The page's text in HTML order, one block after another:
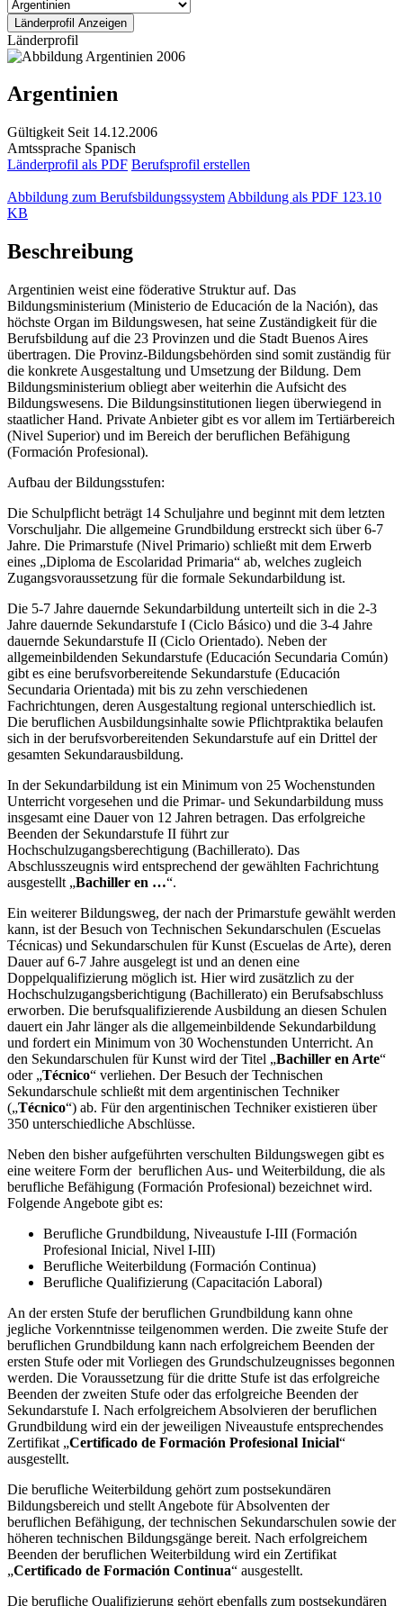
Länderprofil
Argentinien
Gültigkeit Seit 14.12.2006
Amtssprache Spanisch
Länderprofil als PDF Berufsprofil erstellen
Abbildung zum Berufsbildungssystem Abbildung als PDF 123.10
KB
Beschreibung
Argentinien weist eine föderative Struktur auf. Das
Bildungsministerium (Ministerio de Educación de la Nación), das
höchste Organ im Bildungswesen, hat seine Zuständigkeit für die
Berufsbildung auf die 23 Provinzen und die Stadt Buenos Aires
übertragen. Die Provinz-Bildungsbehörden sind somit zuständig für
die konkrete Ausgestaltung und Umsetzung der Bildung. Dem
Bildungsministerium obliegt aber weiterhin die Aufsicht des
Bildungswesens. Die Bildungsinstitutionen liegen überwiegend in
staatlicher Hand. Private Anbieter gibt es vor allem im Tertiärbereich
(Nivel Superior) und im Bereich der beruflichen Befähigung
(Formación Profesional).
Aufbau der Bildungsstufen:
Die Schulpflicht beträgt 14 Schuljahre und beginnt mit dem letzten
Vorschuljahr. Die allgemeine Grundbildung erstreckt sich über 6-7
Jahre. Die Primarstufe (Nivel Primario) schließt mit dem Erwerb
eines „Diploma de Escolaridad Primaria“ ab, welches zugleich
Zugangsvoraussetzung für die formale Sekundarbildung ist.
Die 5-7 Jahre dauernde Sekundarbildung unterteilt sich in die 2-3
Jahre dauernde Sekundarstufe I (Ciclo Básico) und die 3-4 Jahre
dauernde Sekundarstufe II (Ciclo Orientado). Neben der
allgemeinbildenden Sekundarstufe (Educación Secundaria Común)
gibt es eine berufsvorbereitende Sekundarstufe (Educación
Secundaria Orientada) mit bis zu zehn verschiedenen
Fachrichtungen, deren Ausgestaltung regional unterschiedlich ist.
Die beruflichen Ausbildungsinhalte sowie Pflichtpraktika belaufen
sich in der berufsvorbereitenden Sekundarstufe auf ein Drittel der
gesamten Sekundarausbildung.
In der Sekundarbildung ist ein Minimum von 25 Wochenstunden
Unterricht vorgesehen und die Primar- und Sekundarbildung muss
insgesamt eine Dauer von 12 Jahren betragen. Das erfolgreiche
Beenden der Sekundarstufe II führt zur
Hochschulzugangsberechtigung (Bachillerato). Das
Abschlusszeugnis wird entsprechend der gewählten Fachrichtung
ausgestellt „Bachiller en …“.
Ein weiterer Bildungsweg, der nach der Primarstufe gewählt werden
kann, ist der Besuch von Technischen Sekundarschulen (Escuelas
Técnicas) und Sekundarschulen für Kunst (Escuelas de Arte), deren
Dauer auf 6-7 Jahre ausgelegt ist und an denen eine
Doppelqualifizierung möglich ist. Hier wird zusätzlich zu der
Hochschulzugangsberichtigung (Bachillerato) ein Berufsabschluss
erworben. Die berufsqualifizierende Ausbildung an diesen Schulen
dauert ein Jahr länger als die allgemeinbildende Sekundarbildung
und fordert ein Minimum von 30 Wochenstunden Unterricht. An
den Sekundarschulen für Kunst wird der Titel „Bachiller en Arte“
oder „Técnico“ verliehen. Der Besuch der Technischen
Sekundarschule schließt mit dem argentinischen Techniker
(„Técnico“) ab. Für den argentinischen Techniker existieren über
350 unterschiedliche Abschlüsse.
Neben den bisher aufgeführten verschulten Bildungswegen gibt es
eine weitere Form der beruflichen Aus- und Weiterbildung, die als
berufliche Befähigung (Formación Profesional) bezeichnet wird.
Folgende Angebote gibt es:
Berufliche Grundbildung, Niveaustufe I-III (Formación
Profesional Inicial, Nivel I-III)
Berufliche Weiterbildung (Formación Continua)
Berufliche Qualifizierung (Capacitación Laboral)
An der ersten Stufe der beruflichen Grundbildung kann ohne
jegliche Vorkenntnisse teilgenommen werden. Die zweite Stufe der
beruflichen Grundbildung kann nach erfolgreichem Beenden der
ersten Stufe oder mit Vorliegen des Grundschulzeugnisses begonnen
werden. Die Voraussetzung für die dritte Stufe ist das erfolgreiche
Beenden der zweiten Stufe oder das erfolgreiche Beenden der
Sekundarstufe I. Nach erfolgreichem Absolvieren der beruflichen
Grundbildung wird ein der jeweiligen Niveaustufe entsprechendes
Zertifikat „Certificado de Formación Profesional Inicial“
ausgestellt.
Die berufliche Weiterbildung gehört zum postsekundären
Bildungsbereich und stellt Angebote für Absolventen der
beruflichen Befähigung, der technischen Sekundarschulen sowie der
höheren technischen Bildungsgänge bereit. Nach erfolgreichem
Beenden der beruflichen Weiterbildung wird ein Zertifikat
„Certificado de Formación Continua“ ausgestellt.
Die berufliche Qualifizierung gehört ebenfalls zum postsekundären